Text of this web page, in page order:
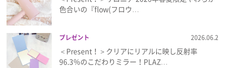
色合いの『flow(フロウ…
プレゼント 2026.06.2
＜Present！＞クリアにリアルに映し反射率
96.3％のこだわりミラー！PLAZ…